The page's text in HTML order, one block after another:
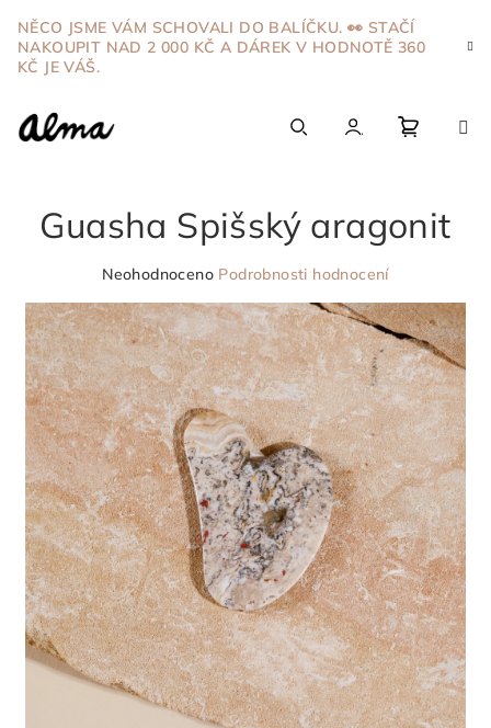
obsah
NĚCO JSME VÁM SCHOVALI DO BALÍČKU. 👀 STAČÍ
NAKOUPIT NAD 2 000 KČ A DÁREK V HODNOTĚ 360
KČ JE VÁŠ.
košík
Guasha Spišský aragonit
produktu
je
0,0
z
5
hvězdiček.
Neohodnoceno Podrobnosti hodnocení